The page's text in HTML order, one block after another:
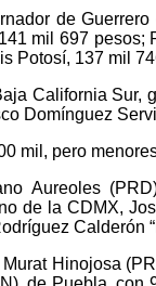
de
mil 697
Potosí, 137 mil
California Sur,
Domínguez
mil, pero
Aureoles
de la CDMX,
Calderón
Hinojosa